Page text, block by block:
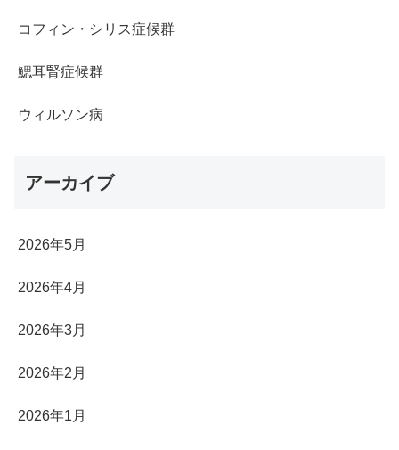
コフィン・シリス症候群
鰓耳腎症候群
ウィルソン病
アーカイブ
2026年5月
2026年4月
2026年3月
2026年2月
2026年1月